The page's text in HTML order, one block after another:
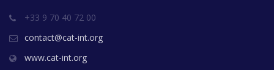
+33 9 70 40 72 00
contact@cat-int.org
www.cat-int.org